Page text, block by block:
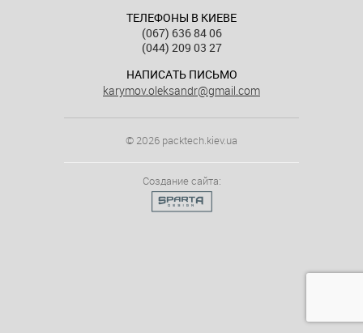
ТЕЛЕФОНЫ В КИЕВЕ
(067) 636 84 06
(044) 209 03 27
НАПИСАТЬ ПИСЬМО
karymov.oleksandr@gmail.com
© 2026 packtech.kiev.ua
Создание сайта: